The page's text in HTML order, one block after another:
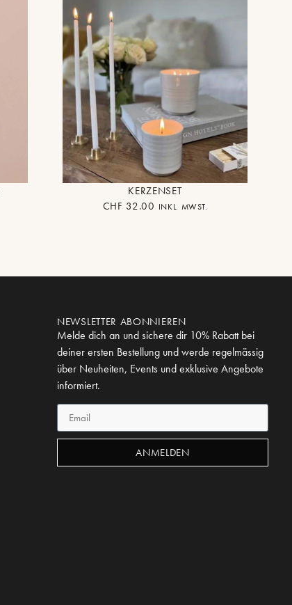
KERZENSET
CHF 32.00 INKL. MWST.
NEWSLETTER ABONNIEREN
Melde dich an und sichere dir 10% Rabatt bei
deiner ersten Bestellung und werde regelmässig
über Neuheiten, Events und exklusive Angebote
informiert.
ANMELDEN